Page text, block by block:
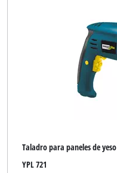
Taladro para paneles de yeso
YPL 721